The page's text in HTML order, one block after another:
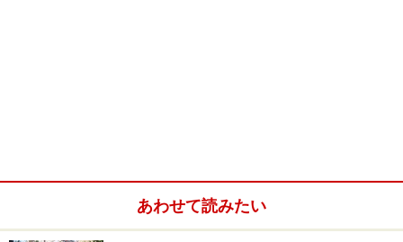
屋でも、２割～５割程度が全壊被害」としています。
あわせて読みたい